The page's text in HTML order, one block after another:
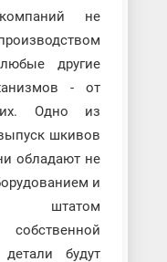
не
другие
- от
Одно из
шкивов
обладают не
и
штатом
будут